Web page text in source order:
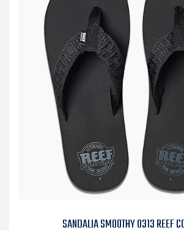
SANDALIA SMOOTHY 0313 REEF